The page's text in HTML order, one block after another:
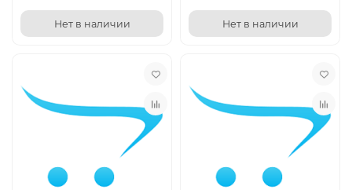
Нет в наличии Нет в наличии